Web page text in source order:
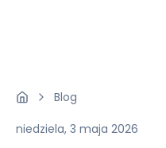
Blog
niedziela, 3 maja 2026